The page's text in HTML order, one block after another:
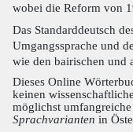
wobei die Reform von
Das Standarddeutsch
Umgangssprache und
wie den bairischen und
Dieses Online
keinen
möglichst
Sprachvarianten in